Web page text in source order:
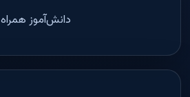
دانش‌آموز همراه